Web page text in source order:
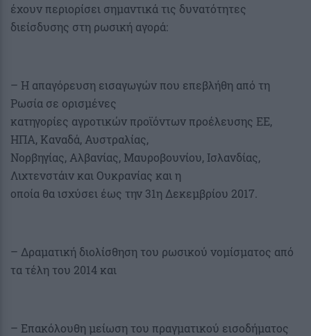
έχουν περιορίσει σημαντικά τις δυνατότητες
διείσδυσης στη ρωσική αγορά:
– Η απαγόρευση εισαγωγών που επεβλήθη από τη
Ρωσία σε ορισμένες
κατηγορίες αγροτικών προϊόντων προέλευσης ΕΕ,
ΗΠΑ, Καναδά, Αυστραλίας,
Νορβηγίας, Αλβανίας, Μαυροβουνίου, Ισλανδίας,
Λιχτενστάιν και Ουκρανίας και η
οποία θα ισχύσει έως την 31η Δεκεμβρίου 2017.
– Δραματική διολίσθηση του ρωσικού νομίσματος από
τα τέλη του 2014 και
– Επακόλουθη μείωση του πραγματικού εισοδήματος